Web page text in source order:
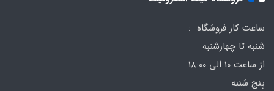
ساعت کار فروشگاه :
شنبه تا چهارشنبه
از ساعت 10 الی 18:00
پنج شنبه